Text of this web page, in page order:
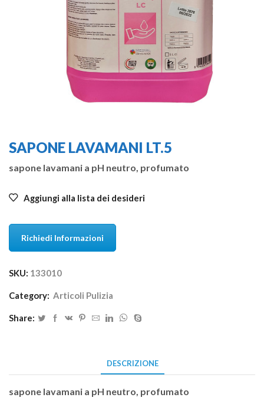
SAPONE LAVAMANI LT.5
sapone lavamani a pH neutro, profumato
Aggiungi alla lista dei desideri
Richiedi Informazioni
SKU: 133010
Category: Articoli Pulizia
Share:
DESCRIZIONE
sapone lavamani a pH neutro, profumato